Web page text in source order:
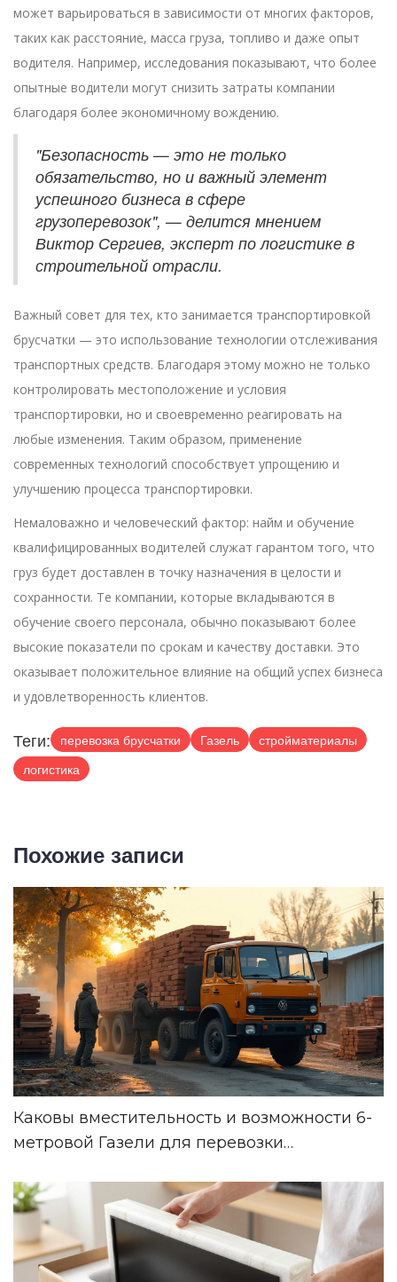
может варьироваться в зависимости от многих факторов,
таких как расстояние, масса груза, топливо и даже опыт
водителя. Например, исследования показывают, что более
опытные водители могут снизить затраты компании
благодаря более экономичному вождению.
"Безопасность — это не только
обязательство, но и важный элемент
успешного бизнеса в сфере
грузоперевозок", — делится мнением
Виктор Сергиев, эксперт по логистике в
строительной отрасли.
Важный совет для тех, кто занимается транспортировкой
брусчатки — это использование технологии отслеживания
транспортных средств. Благодаря этому можно не только
контролировать местоположение и условия
транспортировки, но и своевременно реагировать на
любые изменения. Таким образом, применение
современных технологий способствует упрощению и
улучшению процесса транспортировки.
Немаловажно и человеческий фактор: найм и обучение
квалифицированных водителей служат гарантом того, что
груз будет доставлен в точку назначения в целости и
сохранности. Те компании, которые вкладываются в
обучение своего персонала, обычно показывают более
высокие показатели по срокам и качеству доставки. Это
оказывает положительное влияние на общий успех бизнеса
и удовлетворенность клиентов.
Теги: перевозка брусчатки Газель
стройматериалы
логистика
Похожие записи
Каковы вместительность и возможности 6-
метровой Газели для перевозки